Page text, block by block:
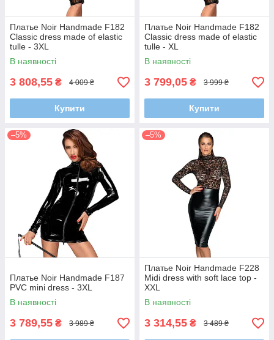
Платье Noir Handmade F182
Classic dress made of elastic
tulle - 3XL
В наявності
3 808,55 ₴ 4 009 ₴
Купити
Платье Noir Handmade F182
Classic dress made of elastic
tulle - XL
В наявності
3 799,05 ₴ 3 999 ₴
Купити
–5%
Платье Noir Handmade F187
PVC mini dress - 3XL
В наявності
3 789,55 ₴ 3 989 ₴
–5%
Платье Noir Handmade F228
Midi dress with soft lace top -
XXL
В наявності
3 314,55 ₴ 3 489 ₴